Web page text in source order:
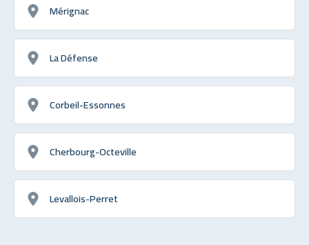
Mérignac
La Défense
Corbeil-Essonnes
Cherbourg-Octeville
Levallois-Perret